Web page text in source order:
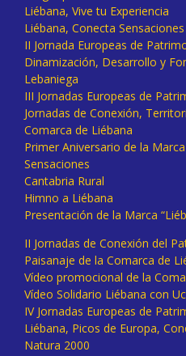
Liébana, Vive tu Experiencia
Liébana, Conecta Sensaciones
II Jornada Europeas de
Dinamización, Desarrollo y
Lebaniega
III Jornadas Europeas de
Jornadas de Conexión,
Comarca de Liébana
Primer Aniversario de la
Sensaciones
Cantabria Rural
Himno a Liébana
Presentación de la Marca
II Jornadas de Conexión del
Paisanaje de la Comarca de
Vídeo promocional de la
Vídeo Solidario Liébana con
IV Jornadas Europeas de
Liébana, Picos de Europa,
Natura 2000